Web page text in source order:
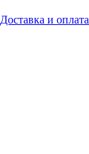
Доставка и оплата